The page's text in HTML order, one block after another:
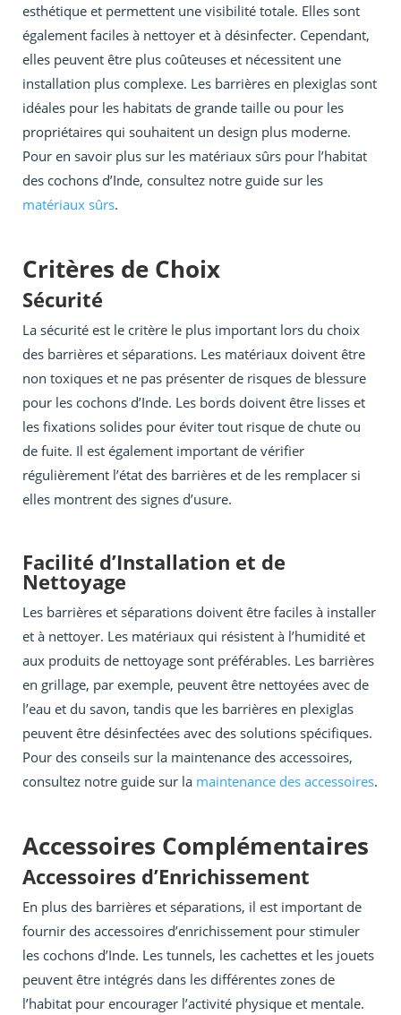
esthétique et permettent une visibilité totale. Elles sont
également faciles à nettoyer et à désinfecter. Cependant,
elles peuvent être plus coûteuses et nécessitent une
installation plus complexe. Les barrières en plexiglas sont
idéales pour les habitats de grande taille ou pour les
propriétaires qui souhaitent un design plus moderne.
Pour en savoir plus sur les matériaux sûrs pour l’habitat
des cochons d’Inde, consultez notre guide sur les
matériaux sûrs.
Critères de Choix
Sécurité
La sécurité est le critère le plus important lors du choix
des barrières et séparations. Les matériaux doivent être
non toxiques et ne pas présenter de risques de blessure
pour les cochons d’Inde. Les bords doivent être lisses et
les fixations solides pour éviter tout risque de chute ou
de fuite. Il est également important de vérifier
régulièrement l’état des barrières et de les remplacer si
elles montrent des signes d’usure.
Facilité d’Installation et de
Nettoyage
Les barrières et séparations doivent être faciles à installer
et à nettoyer. Les matériaux qui résistent à l’humidité et
aux produits de nettoyage sont préférables. Les barrières
en grillage, par exemple, peuvent être nettoyées avec de
l’eau et du savon, tandis que les barrières en plexiglas
peuvent être désinfectées avec des solutions spécifiques.
Pour des conseils sur la maintenance des accessoires,
consultez notre guide sur la maintenance des accessoires.
Accessoires Complémentaires
Accessoires d’Enrichissement
En plus des barrières et séparations, il est important de
fournir des accessoires d’enrichissement pour stimuler
les cochons d’Inde. Les tunnels, les cachettes et les jouets
peuvent être intégrés dans les différentes zones de
l’habitat pour encourager l’activité physique et mentale.